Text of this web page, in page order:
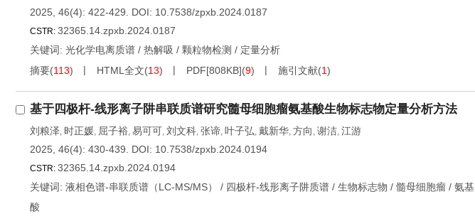
2025, 46(4): 422-429.
DOI: 10.7538/zpxb.2024.0187
CSTR: 32365.14.zpxb.2024.0187
关键词: 光化学电离质谱 / 热解吸 / 颗粒物检测 / 定量分析
摘要(113) HTML全文(13) PDF[808KB](9) 施引文献(1)
基于四极杆-线形离子阱串联质谱研究髓母细胞瘤氨基酸生物标志物定量分析方法
刘粮泽, 时正媛, 屈子裕, 易可可, 刘文科, 张谛, 叶子弘, 戴新华, 方向 , 谢洁, 江游
2025, 46(4): 430-439.
DOI: 10.7538/zpxb.2024.0194
CSTR: 32365.14.zpxb.2024.0194
关键词: 液相色谱-串联质谱（LC-MS/MS） / 四极杆-线形离子阱质谱 / 生物标志物 / 髓母细胞瘤 / 氨基
酸